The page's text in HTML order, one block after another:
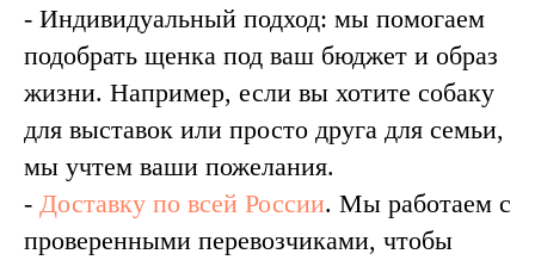
- Индивидуальный подход: мы помогаем
подобрать щенка под ваш бюджет и образ
жизни. Например, если вы хотите собаку
для выставок или просто друга для семьи,
мы учтем ваши пожелания.
- Доставку по всей России. Мы работаем с
проверенными перевозчиками, чтобы